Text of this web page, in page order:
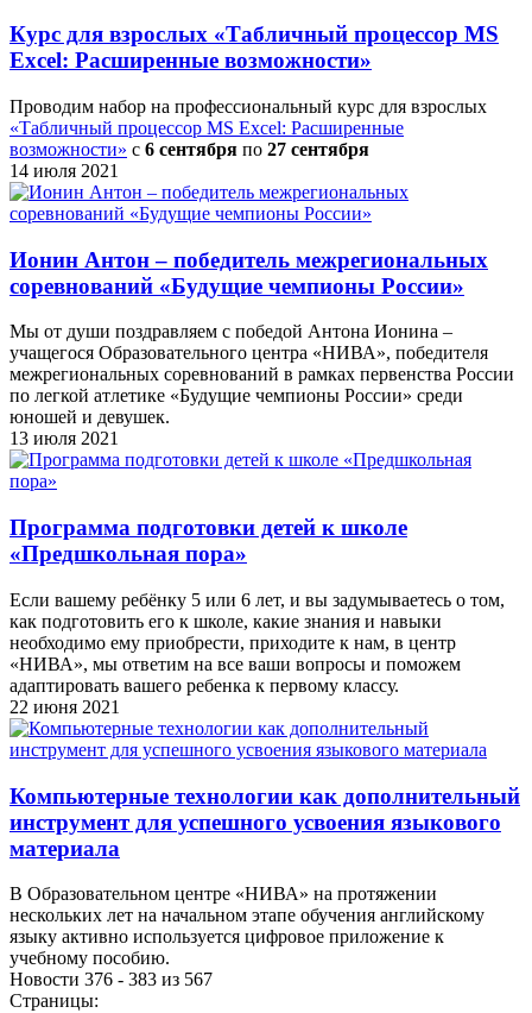
Курс для взрослых «Табличный процессор MS
Excel: Расширенные возможности»
Проводим набор на профессиональный курс для взрослых
«Табличный процессор MS Excel: Расширенные
возможности» c 6 сентября по 27 сентября
14 июля 2021
Ионин Антон – победитель межрегиональных
соревнований «Будущие чемпионы России»
Мы от души поздравляем с победой Антона Ионина –
учащегося Образовательного центра «НИВА», победителя
межрегиональных соревнований в рамках первенства России
по легкой атлетике «Будущие чемпионы России» среди
юношей и девушек.
13 июля 2021
Программа подготовки детей к школе
«Предшкольная пора»
Если вашему ребёнку 5 или 6 лет, и вы задумываетесь о том,
как подготовить его к школе, какие знания и навыки
необходимо ему приобрести, приходите к нам, в центр
«НИВА», мы ответим на все ваши вопросы и поможем
адаптировать вашего ребенка к первому классу.
22 июня 2021
Компьютерные технологии как дополнительный
инструмент для успешного усвоения языкового
материала
В Образовательном центре «НИВА» на протяжении
нескольких лет на начальном этапе обучения английскому
языку активно используется цифровое приложение к
учебному пособию.
Новости 376 - 383 из 567
Страницы: